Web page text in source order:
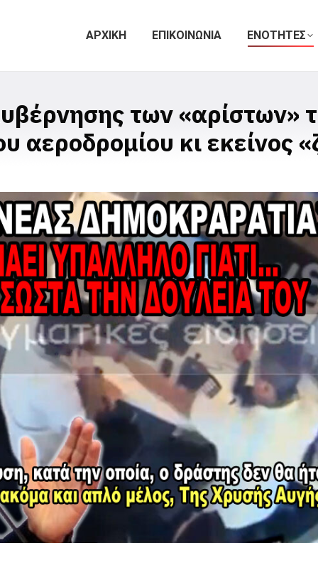
ΑΡΧΙΚΗ ΕΠΙΚΟΙΝΩΝΙΑ ΕΝΟΤΗΤΕΣ
των «αρίστων»
αεροδρομίου κι εκείνος